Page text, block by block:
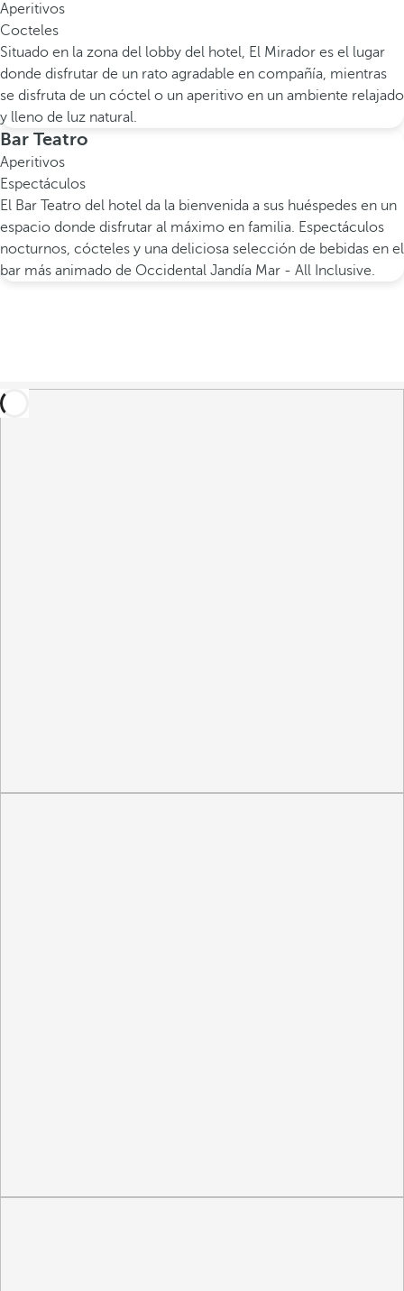
Aperitivos
Cocteles
Situado en la zona del lobby del hotel, El Mirador es el lugar
donde disfrutar de un rato agradable en compañía, mientras
se disfruta de un cóctel o un aperitivo en un ambiente relajado
y lleno de luz natural.
Bar Teatro
Aperitivos
Espectáculos
El Bar Teatro del hotel da la bienvenida a sus huéspedes en un
espacio donde disfrutar al máximo en familia. Espectáculos
nocturnos, cócteles y una deliciosa selección de bebidas en el
bar más animado de Occidental Jandía Mar - All Inclusive.